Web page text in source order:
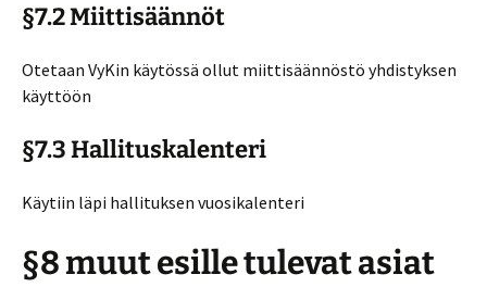
§7.2 Miittisäännöt
Otetaan VyKin käytössä ollut miittisäännöstö yhdistyksen
käyttöön
§7.3 Hallituskalenteri
Käytiin läpi hallituksen vuosikalenteri
§8 muut esille tulevat asiat